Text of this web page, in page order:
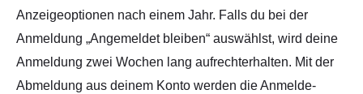
Anzeigeoptionen nach einem Jahr. Falls du bei der
Anmeldung „Angemeldet bleiben“ auswählst, wird deine
Anmeldung zwei Wochen lang aufrechterhalten. Mit der
Abmeldung aus deinem Konto werden die Anmelde-